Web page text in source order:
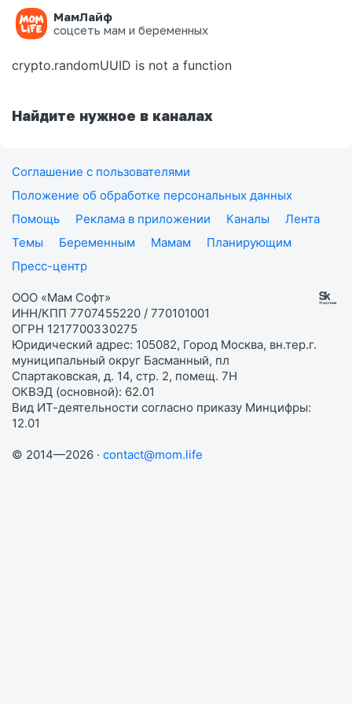
МамЛайф
соцсеть мам и беременных
Ошибка на странице
crypto.randomUUID is not a function
Найдите нужное в каналах
Соглашение с пользователями
Положение об обработке персональных данных
Помощь
Реклама в приложении Каналы
Лента
Темы
Беременным Мамам
Планирующим
Пресс-центр
ООО «Мам Софт»
ИНН/КПП 7707455220 / 770101001
ОГРН 1217700330275
Юридический адрес: 105082, Город Москва, вн.тер.г.
муниципальный округ Басманный, пл
Спартаковская, д. 14, стр. 2, помещ. 7Н
ОКВЭД (основной): 62.01
Вид ИТ-деятельности согласно приказу Минцифры:
12.01
© 2014—2026 · contact@mom.life